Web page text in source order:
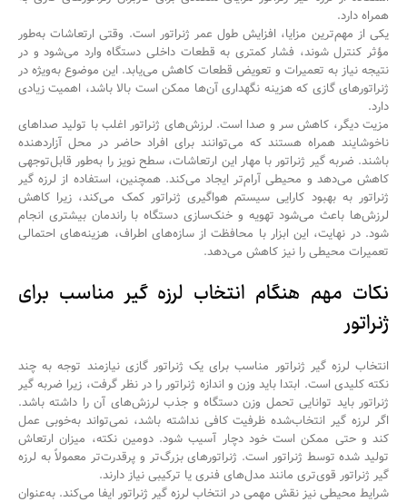
همراه دارد.
یکی از مهم‌ترین مزایا، افزایش طول عمر ژنراتور است. وقتی ارتعاشات به‌طور
مؤثر کنترل شوند، فشار کمتری به قطعات داخلی دستگاه وارد می‌شود و در
نتیجه نیاز به تعمیرات و تعویض قطعات کاهش می‌یابد. این موضوع به‌ویژه در
ژنراتورهای گازی که هزینه نگهداری آن‌ها ممکن است بالا باشد، اهمیت زیادی
دارد.
مزیت دیگر، کاهش سر و صدا است. لرزش‌های ژنراتور اغلب با تولید صداهای
ناخوشایند همراه هستند که می‌توانند برای افراد حاضر در محل آزاردهنده
باشند. ضربه گیر ژنراتور با مهار این ارتعاشات، سطح نویز را به‌طور قابل‌توجهی
کاهش می‌دهد و محیطی آرام‌تر ایجاد می‌کند. همچنین، استفاده از لرزه گیر
ژنراتور به بهبود کارایی سیستم هواگیری ژنراتور کمک می‌کند، زیرا کاهش
لرزش‌ها باعث می‌شود تهویه و خنک‌سازی دستگاه با راندمان بیشتری انجام
شود. در نهایت، این ابزار با محافظت از سازه‌های اطراف، هزینه‌های احتمالی
تعمیرات محیطی را نیز کاهش می‌دهد.
نکات مهم هنگام انتخاب لرزه گیر مناسب برای
ژنراتور
انتخاب لرزه گیر ژنراتور مناسب برای یک ژنراتور گازی نیازمند توجه به چند
نکته کلیدی است. ابتدا باید وزن و اندازه ژنراتور را در نظر گرفت، زیرا ضربه گیر
ژنراتور باید توانایی تحمل وزن دستگاه و جذب لرزش‌های آن را داشته باشد.
اگر لرزه گیر انتخاب‌شده ظرفیت کافی نداشته باشد، نمی‌تواند به‌خوبی عمل
کند و حتی ممکن است خود دچار آسیب شود. دومین نکته، میزان ارتعاش
تولید شده توسط ژنراتور است. ژنراتورهای بزرگ‌تر و پرقدرت‌تر معمولاً به لرزه
گیر ژنراتور قوی‌تری مانند مدل‌های فنری یا ترکیبی نیاز دارند.
شرایط محیطی نیز نقش مهمی در انتخاب لرزه گیر ژنراتور ایفا می‌کند. به‌عنوان